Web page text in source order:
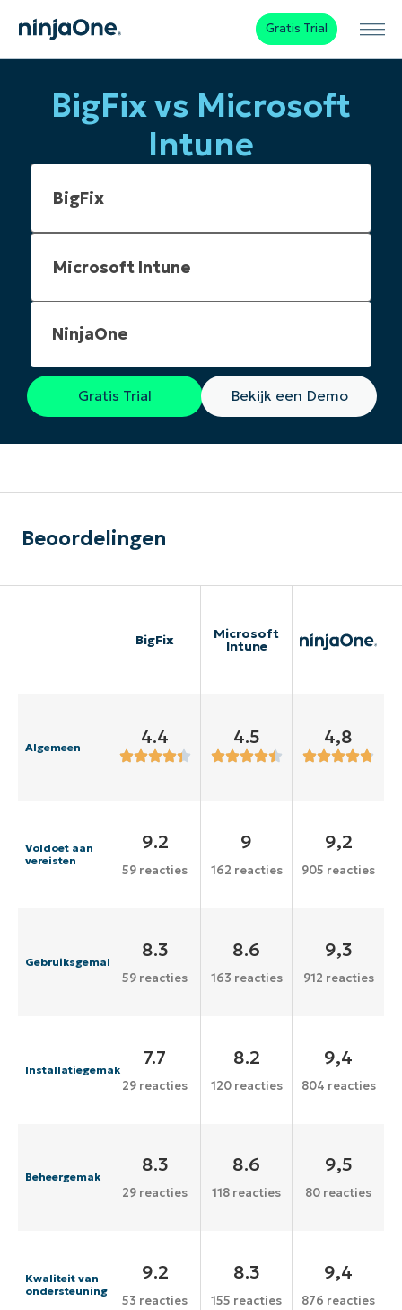
Gratis Trial
BigFix vs Microsoft
Intune
NinjaOne
Gratis Trial Bekijk een Demo
Beoordelingen
BigFix Microsoft
Intune
Algemeen 4.4 4.5 4,8
Voldoet aan
vereisten
9.2
59 reacties
9
162 reacties
9,2
905 reacties
Gebruiksgemak
8.3
59 reacties
8.6
163 reacties
9,3
912 reacties
Installatiegemak
7.7
29 reacties
8.2
120 reacties
9,4
804 reacties
Beheergemak
8.3
29 reacties
8.6
118 reacties
9,5
80 reacties
Kwaliteit van
ondersteuning
9.2
53 reacties
8.3
155 reacties
9,4
876 reacties